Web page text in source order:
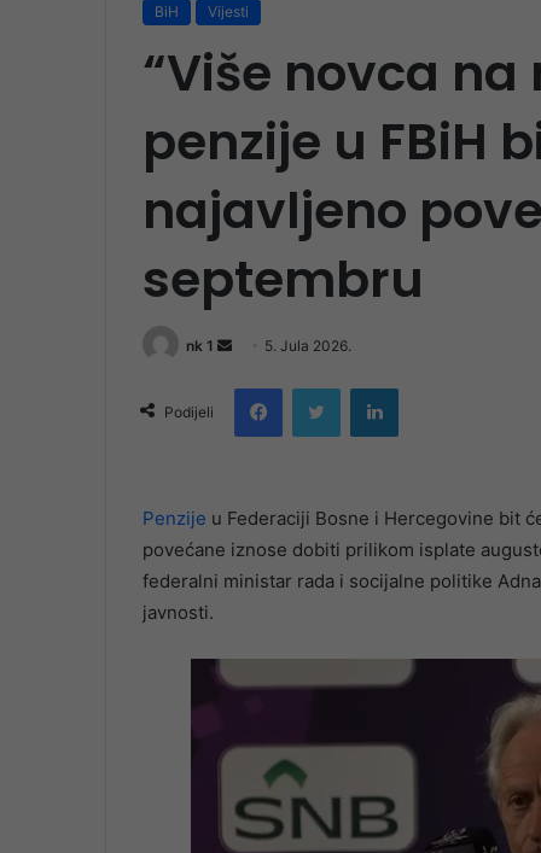
BiH Vijesti
“Više novca
penzije u FBiH
najavljeno
septembru
nk 1
Send
email
5. Jula 2026.
Podijeli
FacebookTwitter LinkedIn
Penzije u Federaciji Bosne i Hercegovine bit
povećane iznose dobiti prilikom isplate
federalni ministar rada i socijalne politike
javnosti.